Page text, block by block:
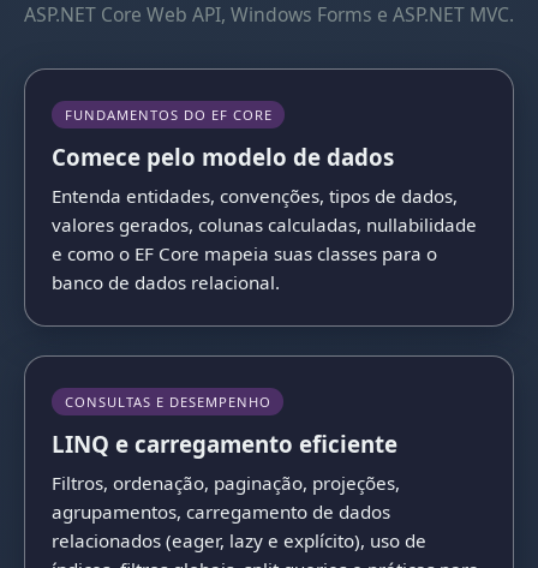
ASP.NET Core Web API, Windows Forms e ASP.NET MVC.
FUNDAMENTOS DO EF CORE
Comece pelo modelo de dados
Entenda entidades, convenções, tipos de dados,
valores gerados, colunas calculadas, nullabilidade
e como o EF Core mapeia suas classes para o
banco de dados relacional.
CONSULTAS E DESEMPENHO
LINQ e carregamento eficiente
Filtros, ordenação, paginação, projeções,
agrupamentos, carregamento de dados
relacionados (eager, lazy e explícito), uso de